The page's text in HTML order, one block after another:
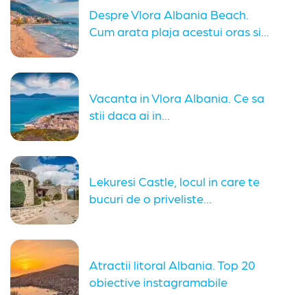
Despre Vlora Albania Beach.
Cum arata plaja acestui oras si...
Vacanta in Vlora Albania. Ce sa
stii daca ai in...
Lekuresi Castle, locul in care te
bucuri de o priveliste...
Atractii litoral Albania. Top 20
obiective instagramabile